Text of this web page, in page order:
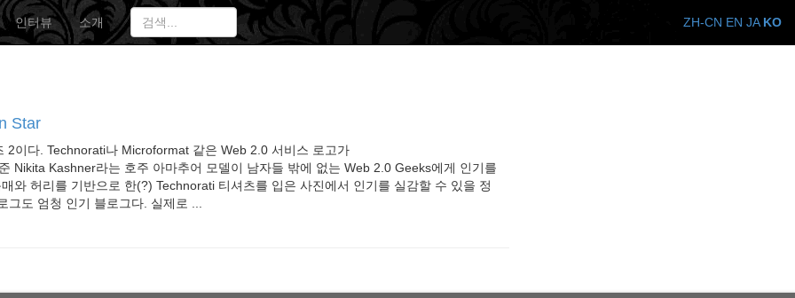
인터뷰 소개
Star
2이다. Technorati나 Microformat 같은 Web 2.0 서비스 로고가
Nikita Kashner라는 호주 아마추어 모델이 남자들 밖에 없는 Web 2.0 Geeks에게 인기를
와 허리를 기반으로 한(?) Technorati 티셔츠를 입은 사진에서 인기를 실감할 수 있을 정
그도 엄청 인기 블로그다. 실제로 ...
ZH-CN EN JA KO